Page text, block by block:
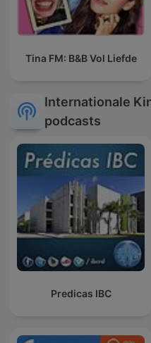
Tina FM: B&B Vol Liefde
Internationale
podcasts
Predicas IBC